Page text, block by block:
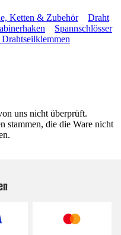
Ketten & Zubehör
Draht
Spannschlösser
uns nicht überprüft.
stammen, die die Ware nicht